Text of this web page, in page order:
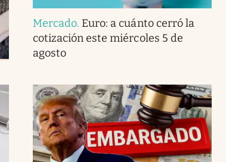
Mercado. Euro: a cuánto cerró la
cotización este miércoles 5 de
agosto